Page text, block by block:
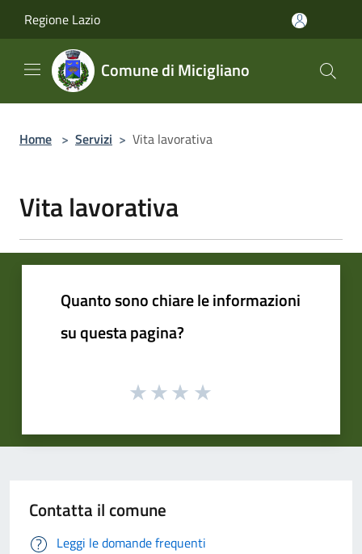
Regione Lazio
Comune di Micigliano
Home > Servizi > Vita lavorativa
Vita lavorativa
Quanto sono chiare le informazioni
su questa pagina?
Contatta il comune
Leggi le domande frequenti